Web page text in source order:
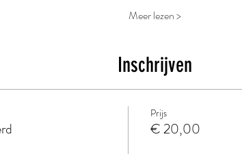
Meer lezen >
Inschrijven
Prijs
€ 20,00